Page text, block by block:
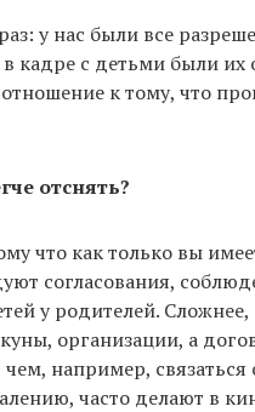
у нас были все
кадре с детьми были их
к тому, что
отcнять?
что как только вы
согласования,
у родителей. Сложнее,
организации, а
например, связаться
часто делают в